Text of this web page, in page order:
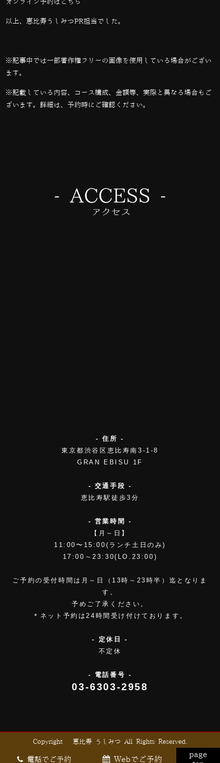
オンライン予約は こちら
以上、恵比寿うしみつPR担当でした。
※記事中では一部著作権フリーの画像を使用している場合がござい
ます。
※記載している内容、コース構成、金額等、実際と異なる場合もご
ざいます。詳細は、予約時にご確認ください。
- 住所 -
東京都渋谷区恵比寿南3-1-8
GRAN EBISU 1F
- 交通手段 -
恵比寿駅徒歩3分
- 営業時間 -
【月～日】
11:00〜15:00(ランチ土日のみ)
17:00～23:30(LO.23:00)
ご予約の受付時間は月～日（13時～23時半）迄となりま
す。
予めご了承ください。
＊ネット予約は24時間受け付けております。
- 定休日 -
不定休
- 電話番号 -
03-6303-2958
Copyright © 恵比寿 うしみつ All Rights Reserved.
電話でご予約 Webでご予約
page